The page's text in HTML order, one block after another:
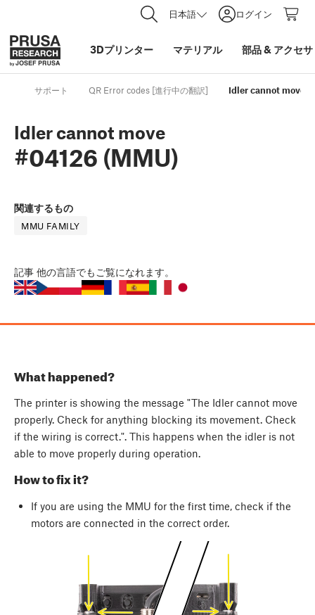
日本語 ログイン
3Dプリンター マテリアル 部品& アクセ
サポート QR Error codes [進行中の翻訳] Idler cannot move
Idler cannot move
#04126 (MMU)
関連するもの
MMU FAMILY
記事 他の言語でもご覧になれます。
What happened?
The printer is showing the message "The Idler cannot move
properly. Check for anything blocking its movement. Check
if the wiring is correct.". This happens when the idler is not
able to move properly during operation.
How to fix it?
If you are using the MMU for the first time, check if the
motors are connected in the correct order.